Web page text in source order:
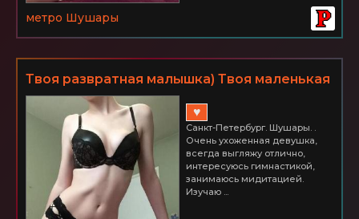
метро Шушары
Твоя развратная малышка) Твоя маленькая
мечта и самая сокровенная фантазия! СПб
Шушары. Час 2500
♥
Санкт-Петербург. Шушары. .
Очень ухоженная девушка,
всегда выгляжу отлично,
интересуюсь гимнастикой,
занимаюсь мидитацией.
Изучаю ...